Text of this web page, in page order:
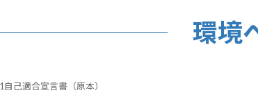
環境
自己適合宣言書（原本）